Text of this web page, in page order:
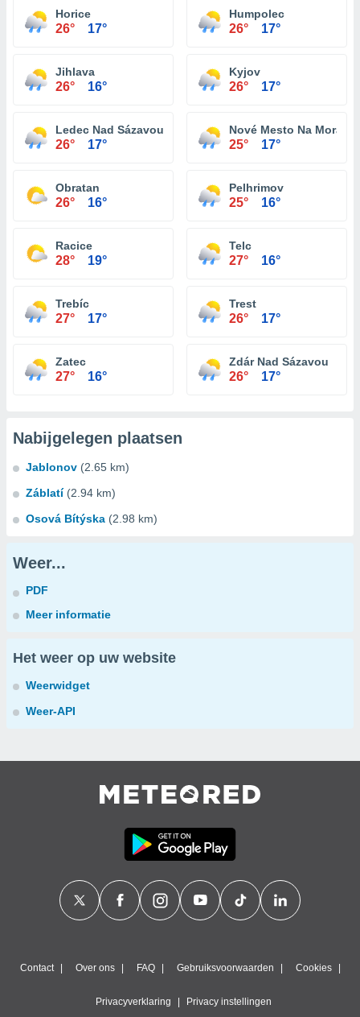
Horice
26° 17°
Humpolec
26° 17°
Jihlava
26° 16°
Kyjov
26° 17°
Ledec Nad Sázavou
26° 17°
Nové Mesto Na Morave
25° 17°
Obratan
26° 16°
Pelhrimov
25° 16°
Racice
28° 19°
Telc
27° 16°
Trebíc
27° 17°
Trest
26° 17°
Zatec
27° 16°
Zdár Nad Sázavou
26° 17°
Nabijgelegen plaatsen
Jablonov (2.65 km)
Záblatí (2.94 km)
Osová Bítýska (2.98 km)
Weer...
PDF
Meer informatie
Het weer op uw website
Weerwidget
Weer-API
Contact Over ons FAQ Gebruiksvoorwaarden Cookies
Privacyverklaring Privacy instellingen